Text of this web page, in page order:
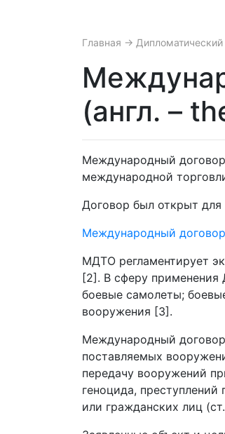
Главная → Дипломатический
(англ. –
Международный
международной
Договор был открыт для
Международный
МДТО регламентирует
[2]. В сферу применения
боевые самолеты;
вооружения [3].
Международный
поставляемых
передачу вооружений
геноцида,
или гражданских лиц